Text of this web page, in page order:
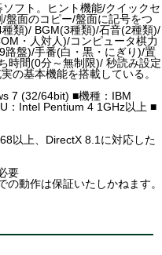
フト。ヒント機能/クイックセ
盤面のコピー/盤面に記号をつ
類)/ BGM(3種類)/石音(2種類)/
・人対人)/コンピュータ棋力
盤)/手番(白・黒・にぎり)/置
時間(0分～無制限)/ 秒読み設定
の基本機能を搭載している。
7 (32/64bit) ■機種：IBM
：Intel Pentium 4 1GHz以上 ■
以上、DirectX 8.1に対応した
要
動作は保証いたしかねます。